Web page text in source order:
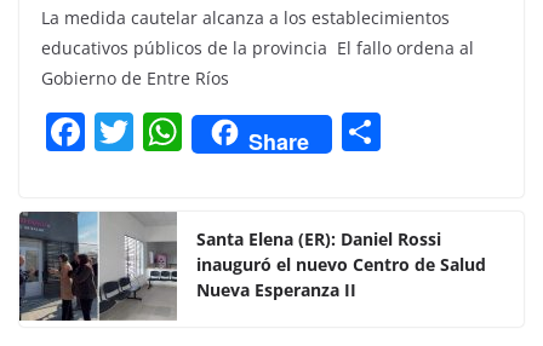
La medida cautelar alcanza a los establecimientos
educativos públicos de la provincia El fallo ordena al
Gobierno de Entre Ríos
F
c
e
b
o
T
itt
er
W
h
s
A
Share
p
ar
Santa Elena (ER): Daniel Rossi
inauguró el nuevo Centro de Salud
Nueva Esperanza II